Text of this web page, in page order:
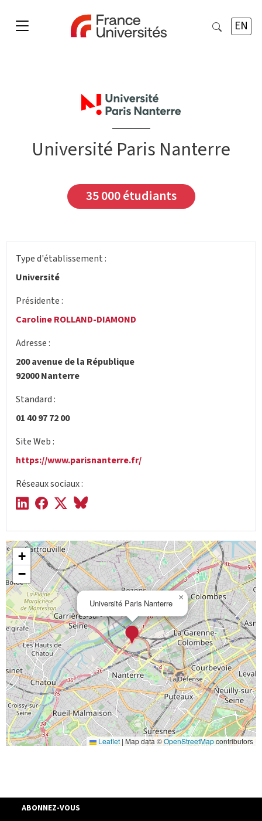
EN
Université Paris Nanterre
35 000 étudiants
Type d'établissement :
Université
Présidente :
Caroline ROLLAND-DIAMOND
Adresse :
200 avenue de la République
92000 Nanterre
Standard :
01 40 97 72 00
Site Web :
https://www.parisnanterre.fr/
Réseaux sociaux :
Université Paris Nanterre
×
+
−
Leaflet | Map data ©OpenStreetMapcontributors
ABONNEZ-VOUS